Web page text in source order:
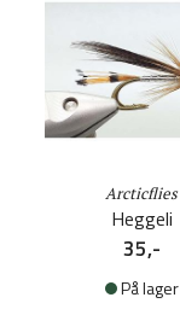
Arcticflies
Heggeli
35,-
På lager